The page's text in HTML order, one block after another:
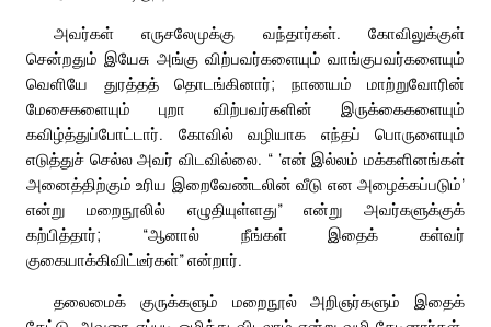
அவர்கள் எருசலேமுக்கு வந்தார்கள். கோவிலுக்குள்
சென்றதும் இயேசு அங்கு விற்பவர்களையும் வாங்குபவர்களையும்
வெளியே துரத்தத் தொடங்கினார்; நாணயம் மாற்றுவோரின்
மேசைகளையும் புறா விற்பவர்களின் இருக்கைகளையும்
கவிழ்த்துப்போட்டார். கோவில் வழியாக எந்தப் பொருளையும்
எடுத்துச் செல்ல அவர் விடவில்லை. “ ‘என் இல்லம் மக்களினங்கள்
அனைத்திற்கும் உரிய இறைவேண்டலின் வீடு என அழைக்கப்படும்’
என்று மறைநூலில் எழுதியுள்ளது” என்று அவர்களுக்குக்
கற்பித்தார்; “ஆனால் நீங்கள் இதைக் கள்வர்
குகையாக்கிவிட்டீர்கள்” என்றார்.
தலைமைக் குருக்களும் மறைநூல் அறிஞர்களும் இதைக்